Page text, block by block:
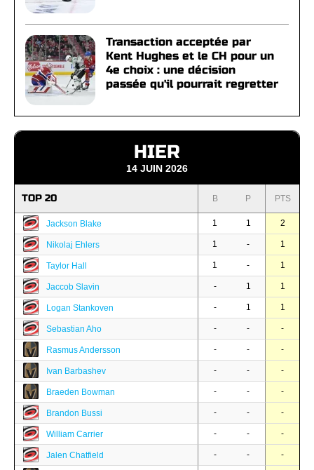
Transaction acceptée par
Kent Hughes et le CH pour un
4e choix : une décision
passée qu'il pourrait regretter
HIER
14 JUIN 2026
TOP 20 B P PTS
Jackson Blake 1 1 2
Nikolaj Ehlers 1 - 1
Taylor Hall 1 - 1
Jaccob Slavin - 1 1
Logan Stankoven - 1 1
Sebastian Aho - - -
Rasmus Andersson - - -
Ivan Barbashev - - -
Braeden Bowman - - -
Brandon Bussi - - -
William Carrier - - -
Jalen Chatfield - - -